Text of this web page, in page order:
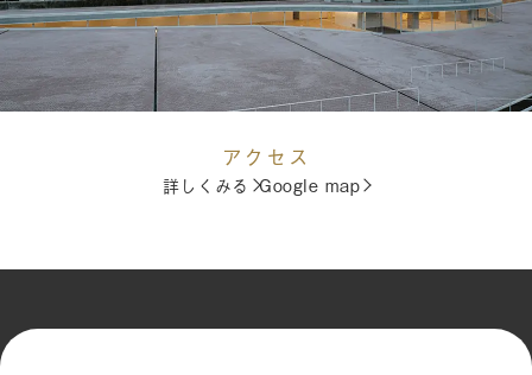
アクセス
詳しくみる Google map